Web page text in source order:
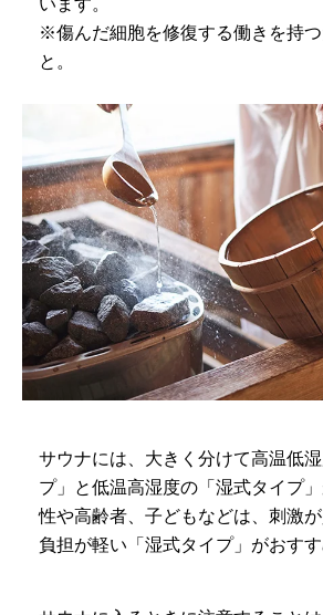
います。
※傷んだ細胞を修復する働きを持つ
と。
サウナには、大きく分けて高温低
プ」と低温高湿度の「湿式タイプ
性や高齢者、子どもなどは、刺激
負担が軽い「湿式タイプ」がおすす